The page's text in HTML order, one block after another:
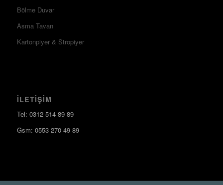
Bölme Duvar
Asma Tavan
Kartonpiyer & Stropiyer
İLETIŞIM
Tel: 0312 514 89 89
Gsm: 0553 270 49 89